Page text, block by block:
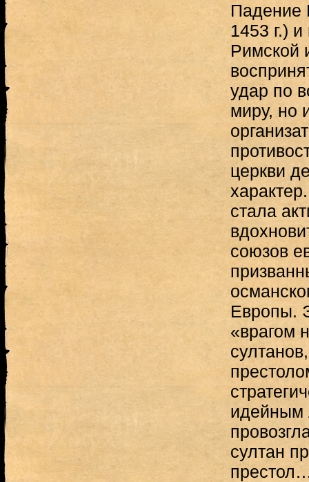
Падение
1453 г.)
Римской
удар по
миру, но
церкви
стала
союзов
Европы.
«врагом
идейным
султан